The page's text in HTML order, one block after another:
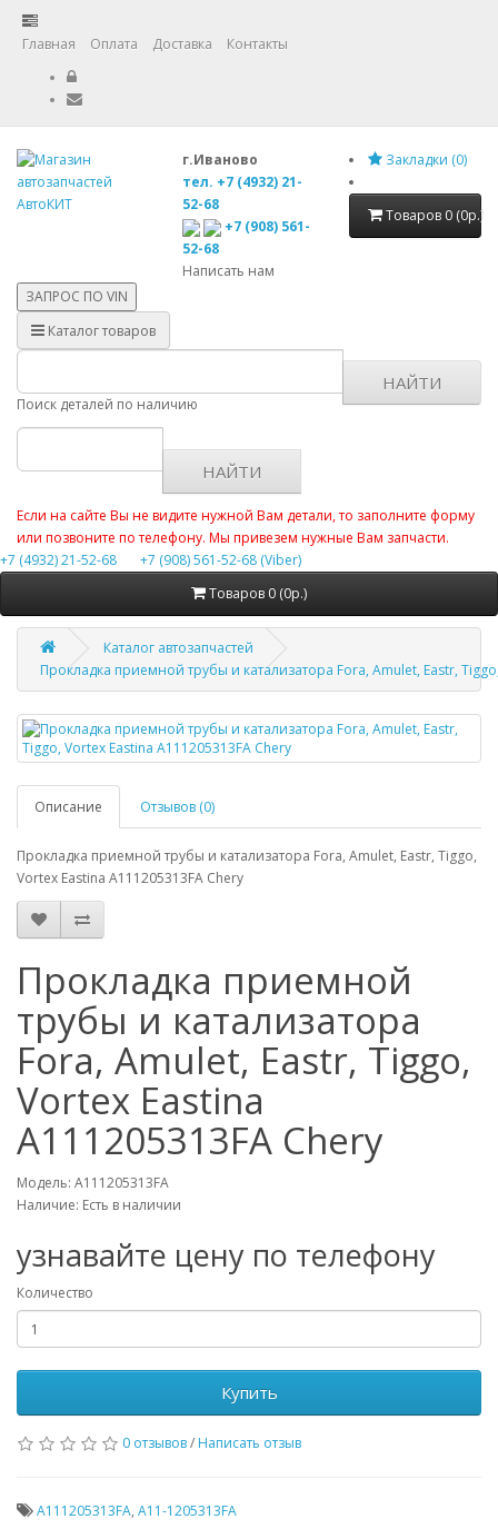
Главная Оплата Доставка Контакты
г.Иваново
тел. +7 (4932) 21-
52-68
+7 (908) 561-
52-68
Написать нам
Закладки (0)
Товаров 0 (0р.)
ЗАПРОС ПО VIN
Каталог товаров
Поиск деталей по наличию
НАЙТИ
НАЙТИ
Если на сайте Вы не видите нужной Вам детали, то заполните форму
или позвоните по телефону. Мы привезем нужные Вам запчасти.
+7 (4932) 21-52-68
+7 (908) 561-52-68 (Viber)
Товаров 0 (0р.)
Каталог автозапчастей
Прокладка приемной трубы и катализатора Fora, Amulet, Eastr,
Описание Отзывов (0)
Прокладка приемной трубы и катализатора Fora, Amulet, Eastr, Tiggo,
Vortex Eastina A111205313FA Chery
Прокладка приемной
трубы и катализатора
Fora, Amulet, Eastr, Tiggo,
Vortex Eastina
A111205313FA Chery
Модель: A111205313FA
Наличие: Есть в наличии
узнавайте цену по телефону
Количество
Купить
0 отзывов/ Написать отзыв
A111205313FA, A11-1205313FA